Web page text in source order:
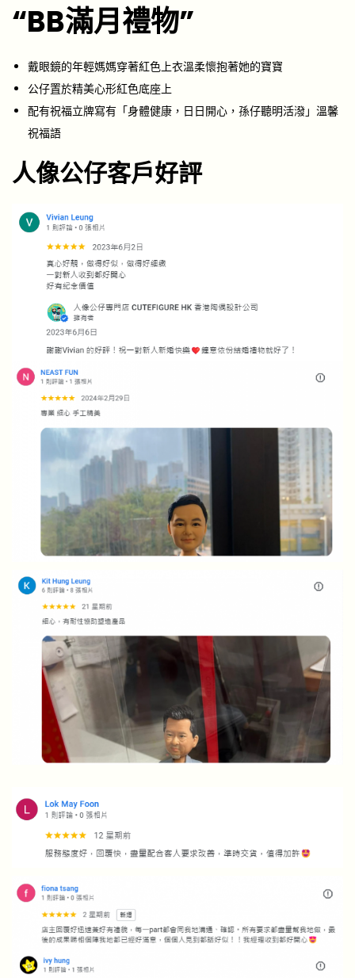
“BB滿月禮物”
戴眼鏡的年輕媽媽穿著紅色上衣溫柔懷抱著她的寶寶
公仔置於精美心形紅色底座上
配有祝福立牌寫有「身體健康，日日開心，孫仔聽明活潑」溫馨
祝福語
人像公仔客戶好評